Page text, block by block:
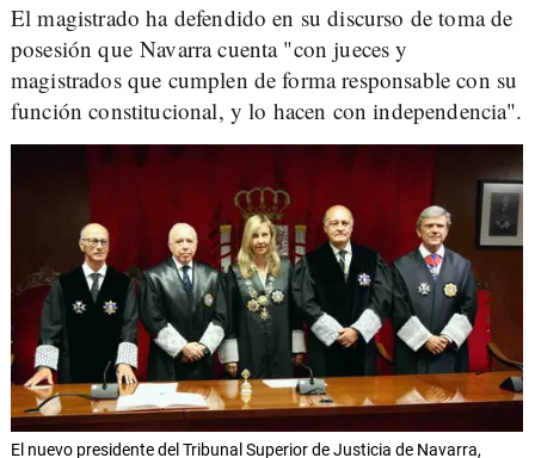
El magistrado ha defendido en su discurso de toma de
posesión que Navarra cuenta "con jueces y
magistrados que cumplen de forma responsable con su
función constitucional, y lo hacen con independencia".
El nuevo presidente del Tribunal Superior de Justicia de Navarra,